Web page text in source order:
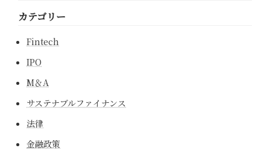
カテゴリー
Fintech
IPO
M＆A
サステナブルファイナンス
法律
金融政策